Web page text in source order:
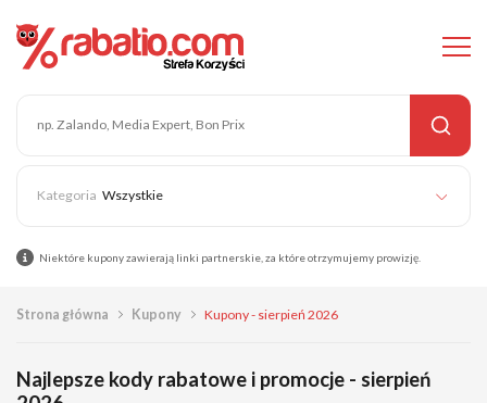
Wszystkie
Niektóre kupony zawierają linki partnerskie, za które otrzymujemy prowizję.
Strona główna Kupony Kupony - sierpień 2026
Najlepsze kody rabatowe i promocje - sierpień